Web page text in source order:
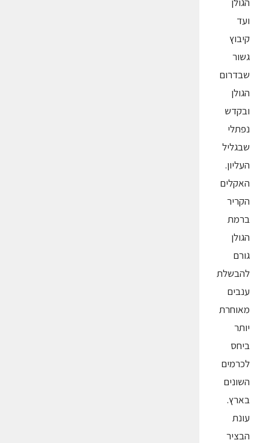
ועד
קיבוץ
גשור
שבדרום
הגולן
ובקדש
נפתלי
שבגליל
העליון.
האקלים
הקריר
ברמת
הגולן
גורם
להבשלת
ענבים
מאוחרת
יותר
ביחס
לכרמים
השונים
בארץ.
עונת
הבציר